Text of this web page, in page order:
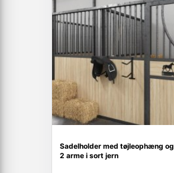
Sadelholder med tøjleophæng og
2 arme i sort jern